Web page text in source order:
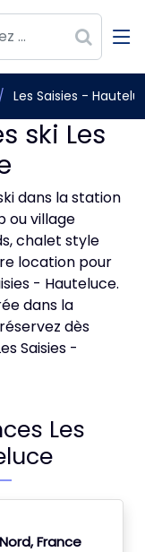
Les Saisies -
ski Les
dans la station
ou village
chalet style
location pour
- Hauteluce.
dans la
dès
Saisies -
Les
France